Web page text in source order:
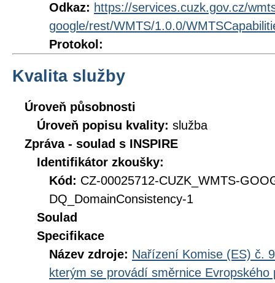
Odkaz: https://services.cuzk.gov.cz/
google/rest/WMTS/1.0.0/
Protokol:
Kvalita služby
Úroveň působnosti
Úroveň popisu kvality: služba
Zpráva - soulad s INSPIRE
Identifikátor zkoušky:
Kód: CZ-00025712-CUZK_WMTS-
DQ_DomainConsistency-1
Soulad
Specifikace
Název zdroje: Nařízení Komise (ES) č.
kterým se provádí směrnice